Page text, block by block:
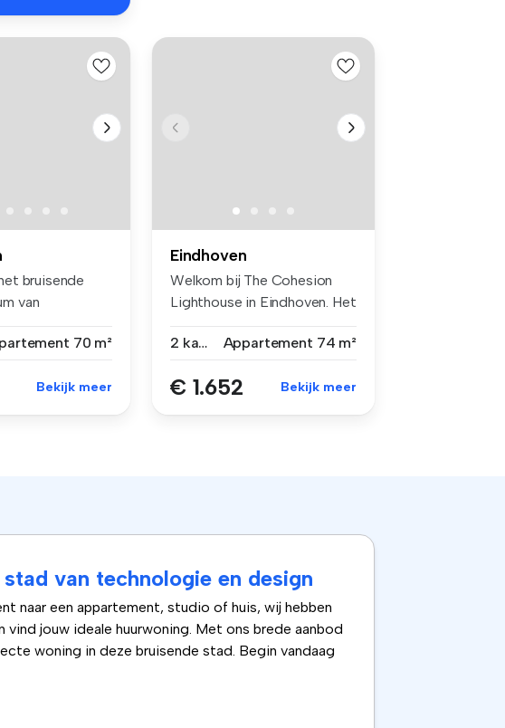
bruisende
van
70 m²
Bekijk meer
Eindhoven
Welkom bij The Cohesion
Lighthouse in Eindhoven. Het
2 kamers
Appartement 74 m²
€ 1.652 Bekijk meer
van technologie en design
naar een appartement, studio of huis, wij hebben
jouw ideale huurwoning. Met ons brede aanbod
woning in deze bruisende stad. Begin vandaag